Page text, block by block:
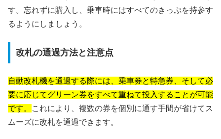
す。忘れずに購入し、乗車時にはすべてのきっぷを持参す
るようにしましょう。
改札の通過方法と注意点
自動改札機を通過する際には、乗車券と特急券、そして必
要に応じてグリーン券をすべて重ねて投入することが可能
です。
これにより、複数の券を個別に通す手間が省けてス
ムーズに改札を通過できます。